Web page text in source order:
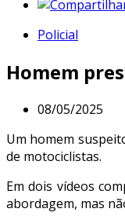
Policial
Homem
08/05/2025
Um homem
de motociclistas.
Em dois vídeos
abordagem, mas